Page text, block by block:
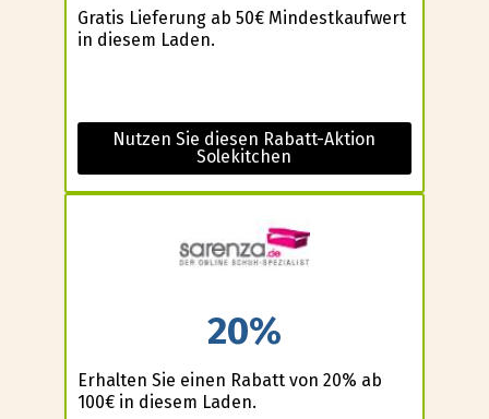
Gratis Lieferung ab 50€ Mindestkaufwert
in diesem Laden.
Nutzen Sie diesen Rabatt-Aktion
Solekitchen
20%
Erhalten Sie einen Rabatt von 20% ab
100€ in diesem Laden.